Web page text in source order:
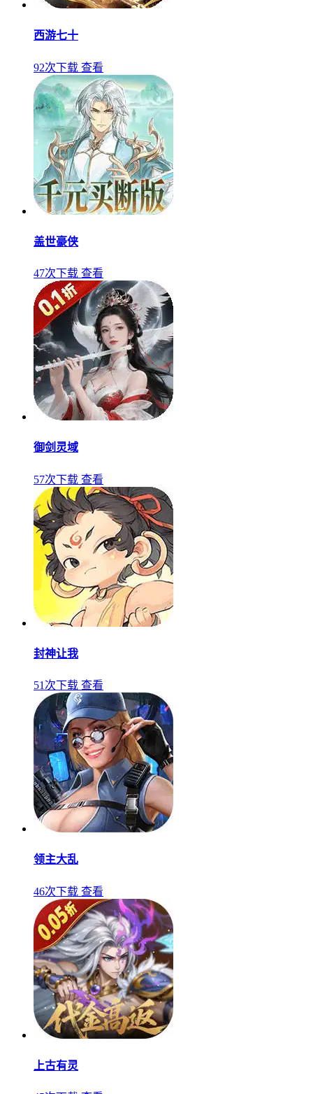
西游七十
92次下载 查看
盖世豪侠
47次下载 查看
御剑灵域
57次下载 查看
封神让我
51次下载 查看
领主大乱
46次下载 查看
上古有灵